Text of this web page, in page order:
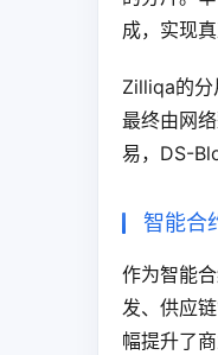
成，实现
Zilliqa的分
最终由网
易，DS-
智能合
作为智能
发、供应
幅提升了商